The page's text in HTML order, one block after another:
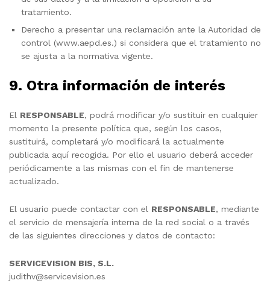
tratamiento.
Derecho a presentar una reclamación ante la Autoridad de
control (www.aepd.es.) si considera que el tratamiento no
se ajusta a la normativa vigente.
9. Otra información de interés
El RESPONSABLE, podrá modificar y/o sustituir en cualquier
momento la presente política que, según los casos,
sustituirá, completará y/o modificará la actualmente
publicada aquí recogida. Por ello el usuario deberá acceder
periódicamente a las mismas con el fin de mantenerse
actualizado.
El usuario puede contactar con el RESPONSABLE, mediante
el servicio de mensajería interna de la red social o a través
de las siguientes direcciones y datos de contacto:
SERVICEVISION BIS, S.L.
judithv@servicevision.es